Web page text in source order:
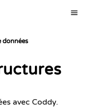
données
avec Coddy.